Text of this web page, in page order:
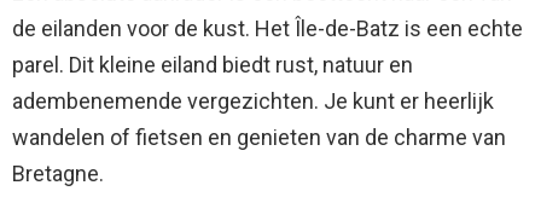
de eilanden voor de kust. Het Île-de-Batz is een echte
parel. Dit kleine eiland biedt rust, natuur en
adembenemende vergezichten. Je kunt er heerlijk
wandelen of fietsen en genieten van de charme van
Bretagne.